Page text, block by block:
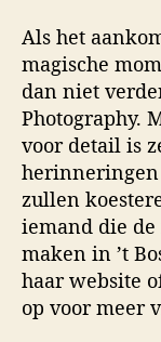
Als het
magische
dan niet
Photography.
voor detail is
zullen
iemand die
maken in ’t
haar website
op voor meer